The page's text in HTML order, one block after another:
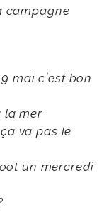
campagne
mai c’est bon
la mer
va pas le
un mercredi